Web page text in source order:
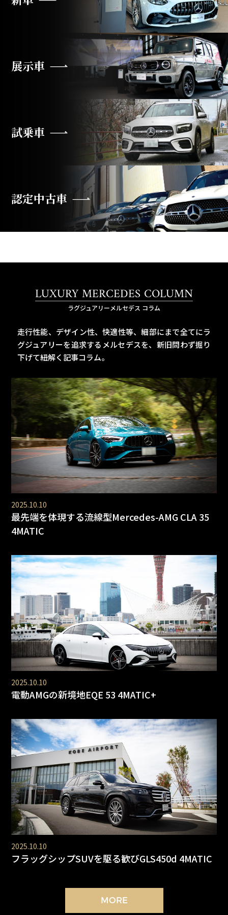
展示車
試乗車
認定中古車
LUXURY MERCEDES COLUMN
ラグジュアリーメルセデス コラム
走行性能、デザイン性、快適性等、細部にまで全てにラ
グジュアリーを追求するメルセデスを、 新旧問わず掘り
下げて紐解く記事コラム。
2025.10.10
最先端を体現する流線型Mercedes-AMG CLA 35
4MATIC
2025.10.10
電動AMGの新境地EQE 53 4MATIC+
2025.10.10
フラッグシップSUVを駆る歓びGLS450d 4MATIC
MORE